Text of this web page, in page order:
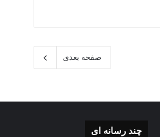
صفحه بعدی
چند رسانه ای